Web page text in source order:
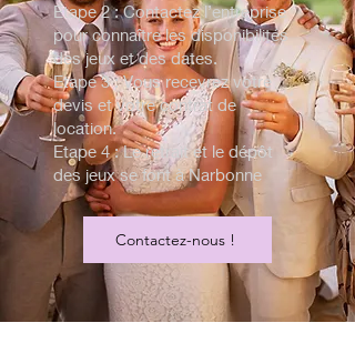
Etape 2 : Contactez l’entreprise
pour connaître les disponibilités
des jeux et des dates.
Etape 3 : Vous recevrez votre
devis et votre contrat de
location.
Etape 4 : Le retrait et le dépôt
des jeux se font à Narbonne
Contactez-nous !